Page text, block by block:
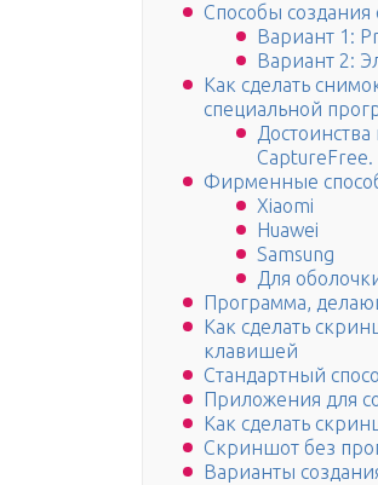
Способы создания
Вариант 1:
Вариант 2:
Как сделать
специальной
CaptureFree.
Фирменные
Xiaomi
Huawei
Samsung
Для
Программа,
Как сделать
клавишей
Стандартный
Приложения для
Как сделать
Скриншот без
Варианты